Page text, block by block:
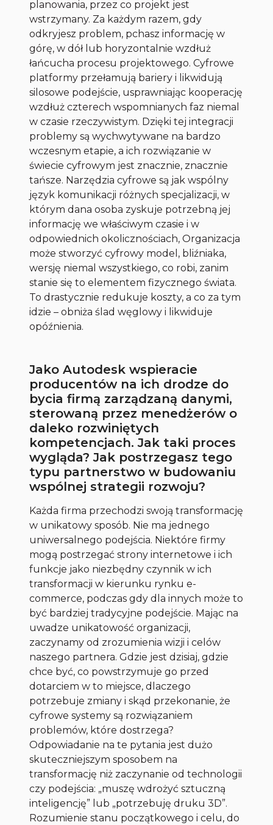
planowania, przez co projekt jest
wstrzymany. Za każdym razem, gdy
odkryjesz problem, pchasz informację w
górę, w dół lub horyzontalnie wzdłuż
łańcucha procesu projektowego. Cyfrowe
platformy przełamują bariery i likwidują
silosowe podejście, usprawniając kooperację
wzdłuż czterech wspomnianych faz niemal
w czasie rzeczywistym. Dzięki tej integracji
problemy są wychwytywane na bardzo
wczesnym etapie, a ich rozwiązanie w
świecie cyfrowym jest znacznie, znacznie
tańsze. Narzędzia cyfrowe są jak wspólny
język komunikacji różnych specjalizacji, w
którym dana osoba zyskuje potrzebną jej
informację we właściwym czasie i w
odpowiednich okolicznościach, Organizacja
może stworzyć cyfrowy model, bliźniaka,
wersję niemal wszystkiego, co robi, zanim
stanie się to elementem fizycznego świata.
To drastycznie redukuje koszty, a co za tym
idzie – obniża ślad węglowy i likwiduje
opóźnienia.
Jako Autodesk wspieracie
producentów na ich drodze do
bycia firmą zarządzaną danymi,
sterowaną przez menedżerów o
daleko rozwiniętych
kompetencjach. Jak taki proces
wygląda? Jak postrzegasz tego
typu partnerstwo w budowaniu
wspólnej strategii rozwoju?
Każda firma przechodzi swoją transformację
w unikatowy sposób. Nie ma jednego
uniwersalnego podejścia. Niektóre firmy
mogą postrzegać strony internetowe i ich
funkcje jako niezbędny czynnik w ich
transformacji w kierunku rynku e-
commerce, podczas gdy dla innych może to
być bardziej tradycyjne podejście. Mając na
uwadze unikatowość organizacji,
zaczynamy od zrozumienia wizji i celów
naszego partnera. Gdzie jest dzisiaj, gdzie
chce być, co powstrzymuje go przed
dotarciem w to miejsce, dlaczego
potrzebuje zmiany i skąd przekonanie, że
cyfrowe systemy są rozwiązaniem
problemów, które dostrzega?
Odpowiadanie na te pytania jest dużo
skuteczniejszym sposobem na
transformację niż zaczynanie od technologii
czy podejścia: „muszę wdrożyć sztuczną
inteligencję” lub „potrzebuję druku 3D”.
Rozumienie stanu początkowego i celu, do